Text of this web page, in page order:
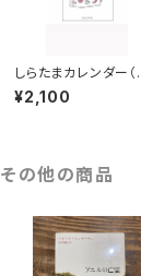
しらたまカレンダー（
金つき第二弾）
¥2,100
その他の商品